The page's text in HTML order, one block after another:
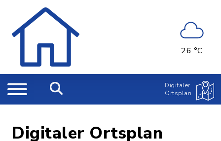
26 °C
Digitaler
Ortsplan
Digitaler Ortsplan